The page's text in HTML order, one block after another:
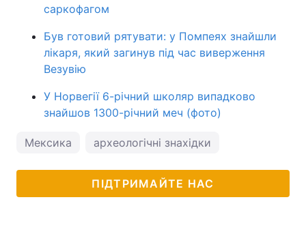
саркофагом
Був готовий рятувати: у Помпеях знайшли
лікаря, який загинув під час виверження
Везувію
У Норвегії 6-річний школяр випадково
знайшов 1300-річний меч (фото)
Мексика археологічні знахідки
ПІДТРИМАЙТЕ НАС